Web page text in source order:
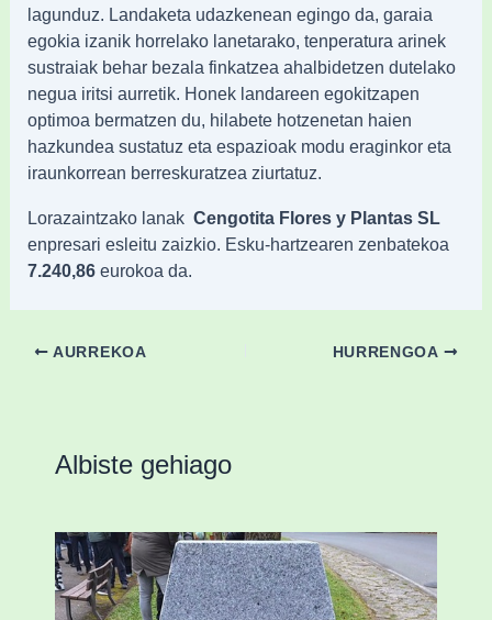
lagunduz. Landaketa udazkenean egingo da, garaia
egokia izanik horrelako lanetarako, tenperatura arinek
sustraiak behar bezala finkatzea ahalbidetzen dutelako
negua iritsi aurretik. Honek landareen egokitzapen
optimoa bermatzen du, hilabete hotzenetan haien
hazkundea sustatuz eta espazioak modu eraginkor eta
iraunkorrean berreskuratzea ziurtatuz.
Lorazaintzako lanakCengotita Flores y Plantas SL
enpresari esleitu zaizkio. Esku-hartzearen zenbatekoa
7.240,86 eurokoa da.
AURREKOA HURRENGOA
Albiste gehiago